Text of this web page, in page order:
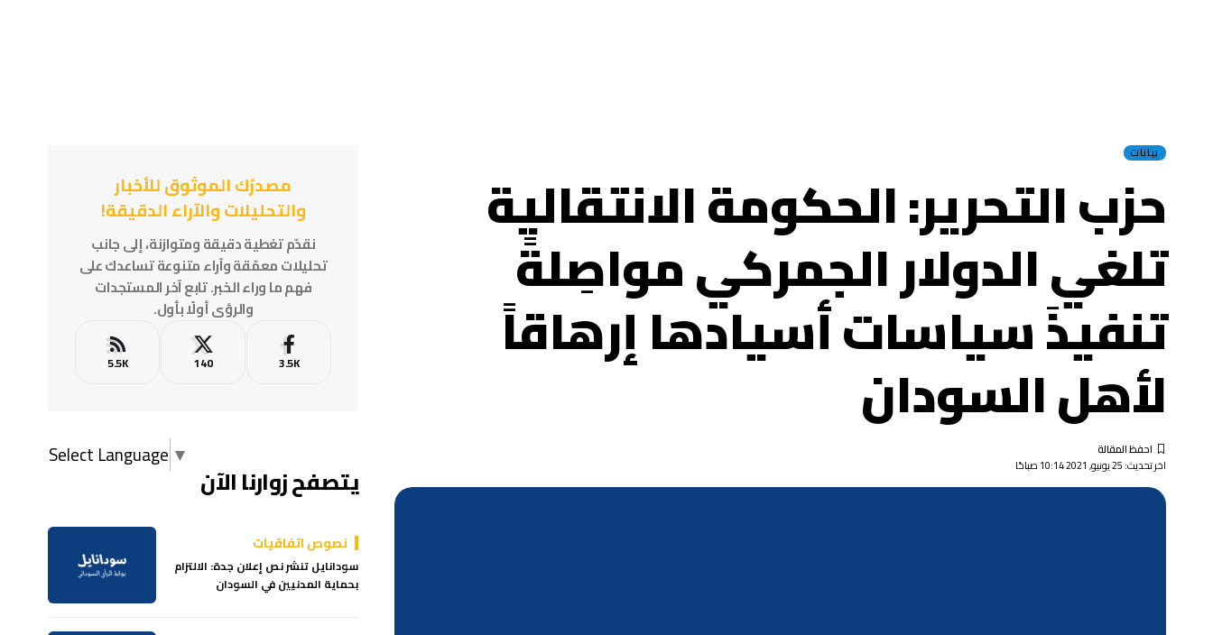
بيانات
حزب التحرير: الحكومة الانتقالية
تلغي الدولار الجمركي مواصِلةً
تنفيذَ سياسات أسيادها إرهاقاً
لأهل السودان
اخر تحديث: 25 يونيو, 2021 10:14 صباحًا
مصدرُك الموثوق للأخبار
والتحليلات والآراء الدقيقة!
نقدّم تغطية دقيقة ومتوازنة، إلى جانب
تحليلات معمّقة وآراء متنوعة تساعدك على
فهم ما وراء الخبر. تابع آخر المستجدات
والرؤى أولًا بأول.
3.5K
140
5.5K
Select Language ▼
يتصفح زوارنا الآن
نصوص اتفاقيات
سودانايل تنشر نص إعلان جدة: الالتزام
بحماية المدنيين في السودان